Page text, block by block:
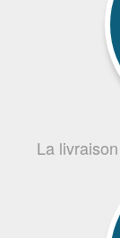
La